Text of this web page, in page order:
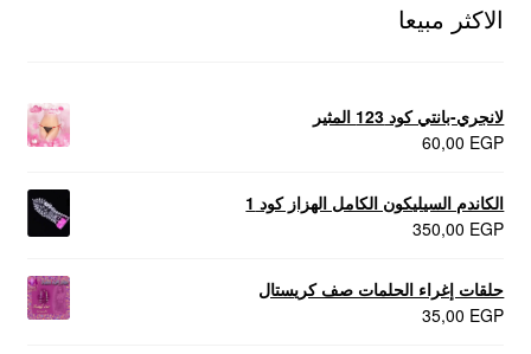
الاكثر مبيعا
لانجري-بانتي كود 123 المثير
60,00 EGP
الكاندم السيليكون الكامل الهزاز كود 1
350,00 EGP
حلقات إغراء الحلمات صف كريستال
35,00 EGP